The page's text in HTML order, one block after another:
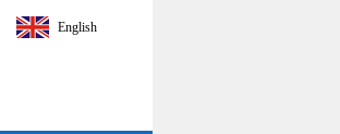
English